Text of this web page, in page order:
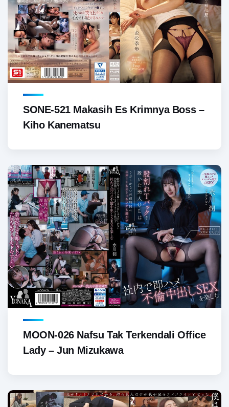
SONE-521 Makasih Es Krimnya Boss –
Kiho Kanematsu
MOON-026 Nafsu Tak Terkendali Office
Lady – Jun Mizukawa